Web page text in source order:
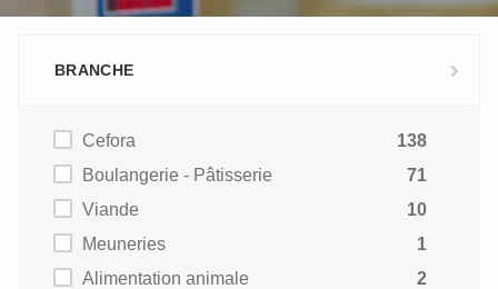
BRANCHE
Cefora
138
Boulangerie - Pâtisserie
71
Viande
10
Meuneries
1
Alimentation animale
2